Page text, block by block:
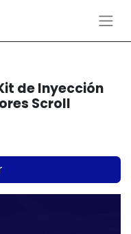
de Inyección
Scroll